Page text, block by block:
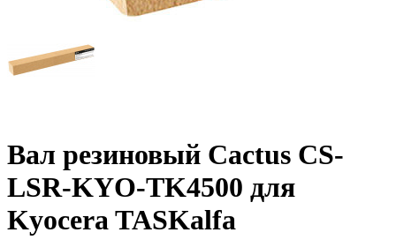
Вал резиновый Cactus CS-
LSR-KYO-TK4500 для
Kyocera TASKalfa